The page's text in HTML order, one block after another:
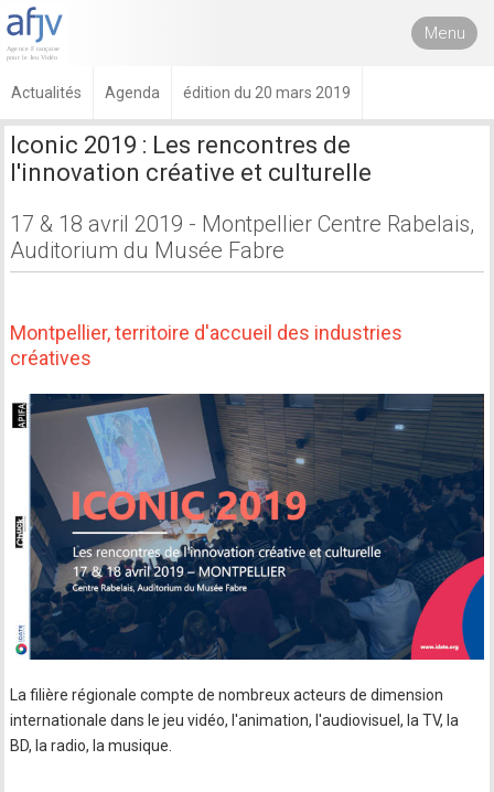
Menu
Actualités Agenda édition du 20 mars 2019
Iconic 2019 : Les rencontres de
l'innovation créative et culturelle
17 & 18 avril 2019 - Montpellier Centre Rabelais,
Auditorium du Musée Fabre
Montpellier, territoire d'accueil des industries
créatives
La filière régionale compte de nombreux acteurs de dimension
internationale dans le jeu vidéo, l'animation, l'audiovisuel, la TV, la
BD, la radio, la musique.